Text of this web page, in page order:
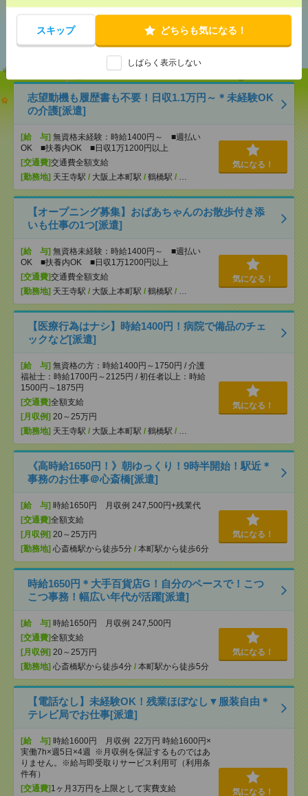
スキップ どちらも気になる！
しばらく表示しない
あなたの閲覧履歴からの
志望動機も履歴書も不要！日収1.1万円～＊未経験OK
の介護[派遣]
[給 与] 無資格未経験：時給1400円～ ■週払い
OK ■扶養内OK ■日収1万1200円以上
[交通費]交通費全額支給
[勤務地] 天王寺駅 / 大阪上本町駅 / 鶴橋駅 / …
気になる！
【オープニング募集】おばあちゃんのお散歩付き添
いも仕事の1つ[派遣]
[給 与] 無資格未経験：時給1400円～ ■週払い
OK ■扶養内OK ■日収1万1200円以上
[交通費]交通費全額支給
[勤務地] 天王寺駅 / 大阪上本町駅 / 鶴橋駅 / …
気になる！
【医療行為はナシ】時給1400円！病院で備品のチェ
ックなど[派遣]
[給 与] 無資格の方：時給1400円～1750円 / 介護
福祉士：時給1700円～2125円 / 初任者以上：時給
1500円～1875円
[交通費]全額支給
[月収例] 20～25万円
[勤務地] 天王寺駅 / 大阪上本町駅 / 鶴橋駅 / …
気になる！
《高時給1650円！》朝ゆっくり！9時半開始！駅近＊
事務のお仕事＠心斎橋[派遣]
[給 与] 時給1650円 月収例 247,500円+残業代
[交通費]全額支給
[月収例] 20～25万円
[勤務地] 心斎橋駅から徒歩5分 / 本町駅から徒歩6分
気になる！
時給1650円＊大手百貨店G！自分のペースで！こつ
こつ事務！幅広い年代が活躍[派遣]
[給 与] 時給1650円 月収例 247,500円
[交通費]全額支給
[月収例] 20～25万円
[勤務地] 心斎橋駅から徒歩4分 / 本町駅から徒歩5分
気になる！
【電話なし】未経験OK！残業ほぼなし▼服装自由＊
テレビ局でお仕事[派遣]
[給 与] 時給1600円 月収例 22万円 時給1600円×
実働7h×週5日×4週 ※月収例を保証するものではあ
りません。※給与即受取りサービス利用可（利用条
件有）
[交通費] 1ヶ月3万円を上限として実費支給 気になる！